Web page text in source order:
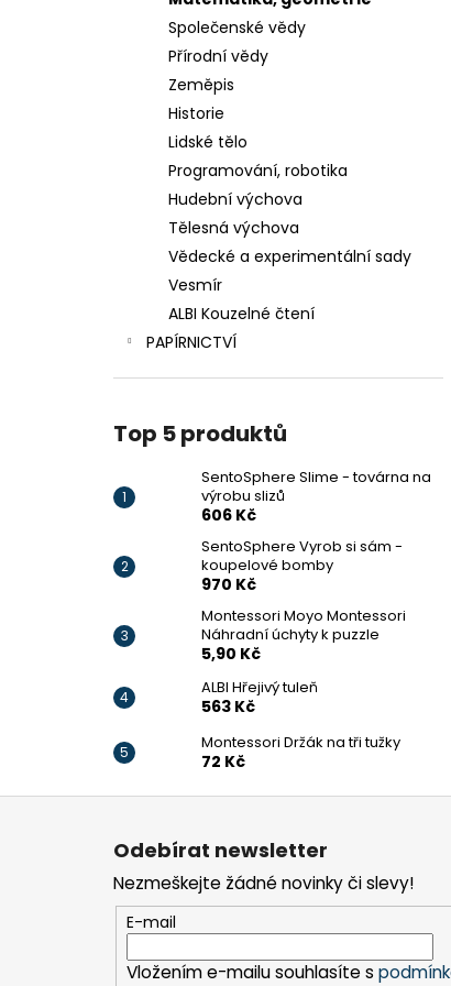
Společenské vědy
Přírodní vědy
Zeměpis
Historie
Lidské tělo
Programování, robotika
Hudební výchova
Tělesná výchova
Vědecké a experimentální sady
Vesmír
ALBI Kouzelné čtení
PAPÍRNICTVÍ
Top 5 produktů
SentoSphere Slime - továrna na
výrobu slizů
606 Kč
SentoSphere Vyrob si sám -
koupelové bomby
970 Kč
Montessori Moyo Montessori
Náhradní úchyty k puzzle
5,90 Kč
ALBI Hřejivý tuleň
563 Kč
Montessori Držák na tři tužky
72 Kč
606 Kč
Z
Odebírat newsletter
Nezmeškejte žádné novinky či slevy!
E-mail
Vložením e-mailu souhlasíte s